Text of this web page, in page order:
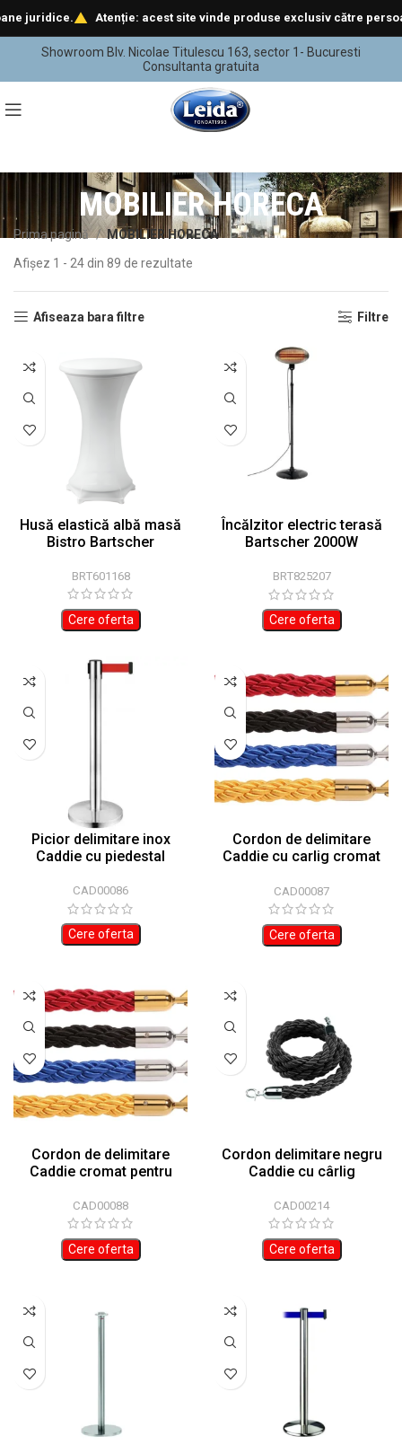
Atenție: acest site vinde produse exclusiv către persoane
Showroom Blv. Nicolae Titulescu 163, sector 1- Bucuresti
Consultanta gratuita
MOBILIER HORECA
Prima pagină
MOBILIER HORECA
Afișez 1 - 24 din 89 de rezultate
Afiseaza bara filtre Filtre
Husă elastică albă masă
Bistro Bartscher
BRT601168
Cere oferta
Încălzitor electric terasă
Bartscher 2000W
BRT825207
Cere oferta
Picior delimitare inox
Caddie cu piedestal
CAD00086
Cere oferta
Cordon de delimitare
Caddie cu carlig cromat
CAD00087
Cere oferta
Cordon de delimitare
Caddie cromat pentru
CAD00088
Cere oferta
Cordon delimitare negru
Caddie cu cârlig
CAD00214
Cere oferta